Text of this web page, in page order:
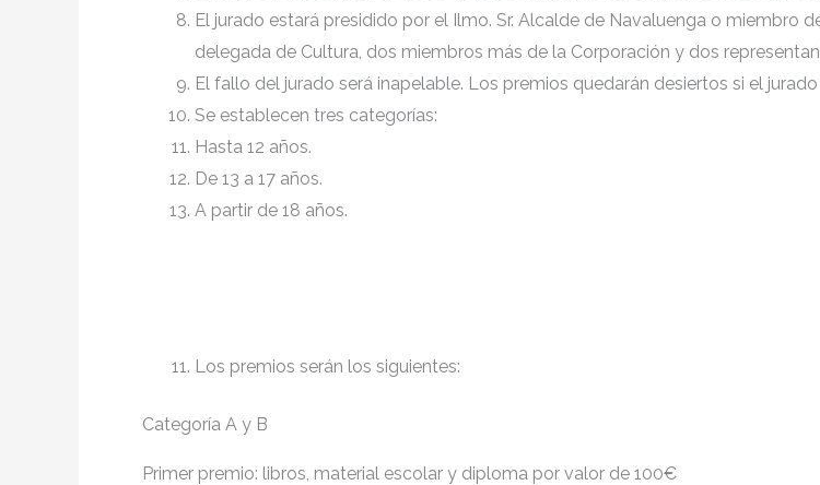
El jurado estará presidido por el Ilmo. Sr. Alcalde de Navaluenga o miembro
delegada de Cultura, dos miembros más de la Corporación y dos
El fallo del jurado será inapelable. Los premios quedarán desiertos si el
Se establecen tres categorías:
Hasta 12 años.
De 13 a 17 años.
A partir de 18 años.
Los premios serán los siguientes:
Categoría A y B
Primer premio: libros, material escolar y diploma por valor de 100€